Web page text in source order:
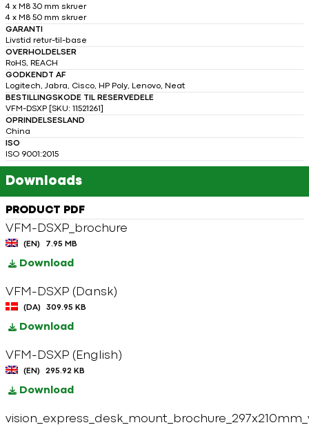
4 x M8 30 mm skruer
4 x M8 50 mm skruer
GARANTI
Livstid retur-til-base
OVERHOLDELSER
RoHS, REACH
GODKENDT AF
Logitech, Jabra, Cisco, HP Poly, Lenovo, Neat
BESTILLINGSKODE TIL RESERVEDELE
VFM-DSXP [SKU: 11521261]
OPRINDELSESLAND
China
ISO
ISO 9001:2015
Downloads
PRODUCT PDF
VFM-DSXP_brochure
(EN) 7.95 MB
Download
VFM-DSXP (Dansk)
(DA) 309.95 KB
Download
VFM-DSXP (English)
(EN) 295.92 KB
Download